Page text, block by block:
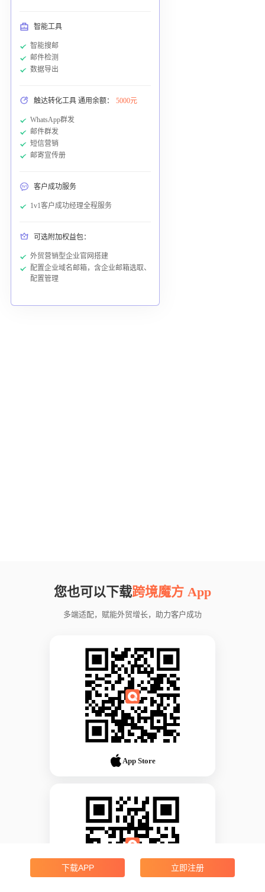
智能工具
智能搜邮
邮件检测
数据导出
触达转化工具 通用余额： 5000元
WhatsApp群发
邮件群发
短信营销
邮寄宣传册
客户成功服务
1v1客户成功经理全程服务
可选附加权益包：
外贸营销型企业官网搭建
配置企业域名邮箱，含企业邮箱选取、
配置管理
您也可以下载跨境魔方 App
多端适配，赋能外贸增长，助力客户成功
App Store
下载APP 立即注册